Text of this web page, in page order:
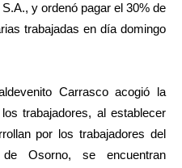
y ordenó pagar el 30% de
trabajadas en día domingo
Carrasco acogió la
trabajadores, al establecer
por los trabajadores del
Osorno, se encuentran